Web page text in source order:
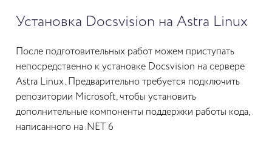
Установка Docsvision на Astra Linux
После подготовительных работ можем приступать
непосредственно к установке Docsvision на сервере
Astra Linux. Предварительно требуется подключить
репозитории Microsoft, чтобы установить
дополнительные компоненты поддержки работы кода,
написанного на .NET 6